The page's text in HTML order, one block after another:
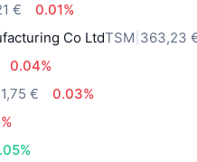
€
0.01%
Co LtdTSM 363,23
0.04%
€
0.03%